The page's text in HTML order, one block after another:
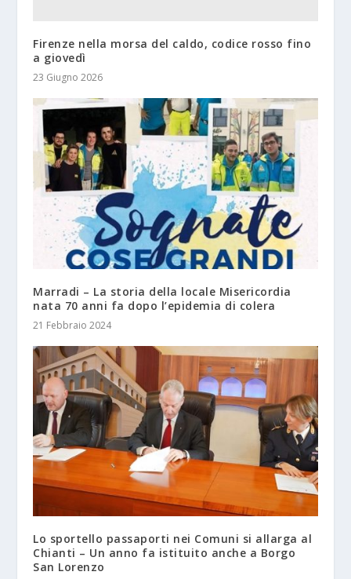
Firenze nella morsa del caldo, codice rosso fino
a giovedì
23 Giugno 2026
Marradi – La storia della locale Misericordia
nata 70 anni fa dopo l’epidemia di colera
21 Febbraio 2024
Lo sportello passaporti nei Comuni si allarga al
Chianti – Un anno fa istituito anche a Borgo
San Lorenzo